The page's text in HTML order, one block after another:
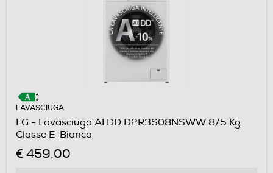
LAVASCIUGA
LG - Lavasciuga AI DD D2R3S08NSWW 8/5 Kg
Classe E-Bianca
€ 459,00